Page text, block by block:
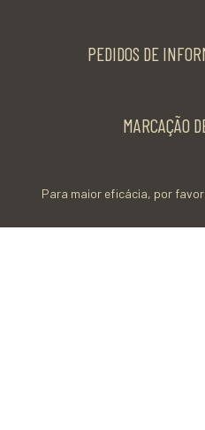
PEDIDOS DE
MARCAÇÃO
Para maior eficácia, por